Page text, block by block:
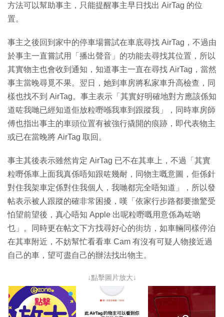
方法可以幫助事主，只能提醒事主早日找出 AirTag 的位
置。
事主之後回到家中的停車場嘗試在車底尋找 AirTag，不過由
於事主一直嘗試用「播出聲音」的功能去尋找其位置，所以
其實物主也會收到通知，知道事主一直在尋找 AirTag，當然
事主當晚尋覓不果。翌日，她到車房將私家車升高檢查，同
樣也找不到 AirTag。事主表示「其實好明確地對方應該係知
道咗我哋已經知道佢放粒嘢喺我車到跟蹤我」，同時車房師
傅也指出事主的車頭位置有被強行撬開的痕跡，即代表物主
或已在當晚將 AirTag 取回。
事主其後表示雖然肯定 AirTag 已不在其車上，不過「其實
粒嘢係車上面我真係唔知跟咗幾耐，同物主嘅意圖，佢係針
對住我架車定係對住我個人，我哋都完全唔知道」，所以發
帖表示被人跟蹤的確非常困擾，嘆「依家行步路都要擔驚受
怕望前望後，真心唔知 Apple 出呢粒嘢嘅用意係為咗啲
乜」。同時更在帖文下方找尋好心的街坊，如車輛同樣停泊
在其車附近，不妨幫忙看看車 Cam 有沒有可疑人物接近過
自己的車，望可盡自己的辦法找出物主。
↓點擊圖片放大↓